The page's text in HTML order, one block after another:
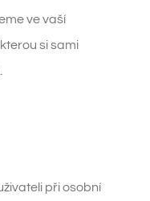
ve vaší
si sami
při osobní